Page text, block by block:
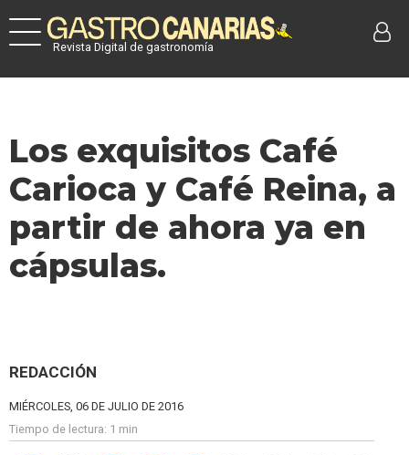
Revista Digital de gastronomía
Los exquisitos Café
Carioca y Café Reina, a
partir de ahora ya en
cápsulas.
REDACCIÓN
MIÉRCOLES, 06 DE JULIO DE 2016
Tiempo de lectura: 1 min